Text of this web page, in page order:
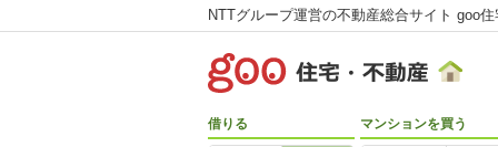
NTTグループ運営の不動産総合サイト goo
借りる マンションを買う